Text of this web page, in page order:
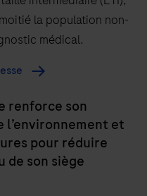
la population non-
médical.
renforce son
l’environnement et
pour réduire
de son siège